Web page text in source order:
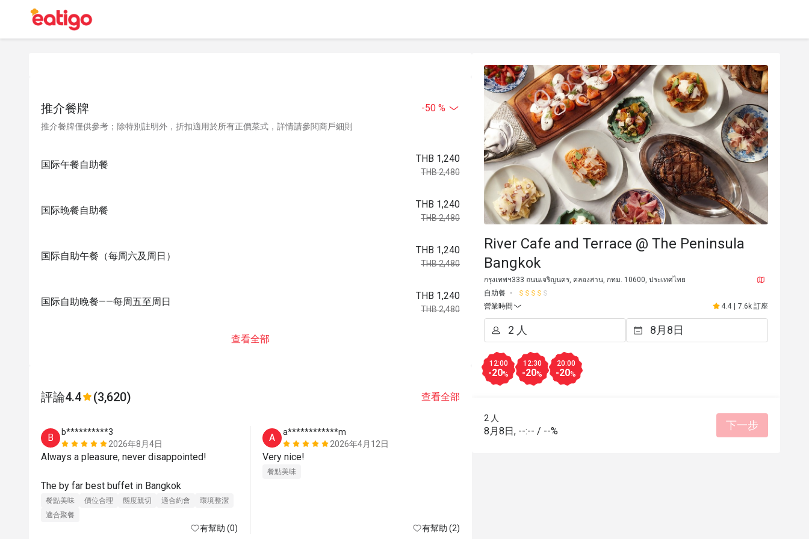
推介餐牌 -50 %
推介餐牌僅供參考；除特別註明外，折扣適用於所有正價菜式，詳情請參閱商戶細則
国际午餐自助餐
THB 1,240
THB 2,480
国际晚餐自助餐
THB 1,240
THB 2,480
国际自助午餐（每周六及周日）
THB 1,240
THB 2,480
国际自助晚餐——每周五至周日
THB 1,240
THB 2,480
查看全部
評論4.4 (3,620) 查看全部
B
b**********3
2026年8月4日
Always a pleasure, never disappointed!
The by far best buffet in Bangkok
餐點美味 價位合理 態度親切 適合約會
環境整潔
適合聚餐
有幫助 (0)
A
a************m
2026年4月12日
Very nice!
餐點美味
有幫助 (2)
J
j***********5
S
S***n
River Cafe and Terrace @ The Peninsula
Bangkok
กรุงเทพฯ333 ถนนเจริญนคร, คลองสาน, กทม. 10600, ประเทศไทย
自助餐
營業時間
4.4 7.6k 訂座
12:00
-20%
12:30
-20%
20:00
-20%
2 人
8月8日 , --:-- / --% 下一步